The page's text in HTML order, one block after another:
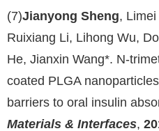
(7)Jianyong Sheng,
Ruixiang Li, Lihong Wu,
He, Jianxin Wang*.
coated PLGA
barriers to oral insulin
Materials & Interfaces,